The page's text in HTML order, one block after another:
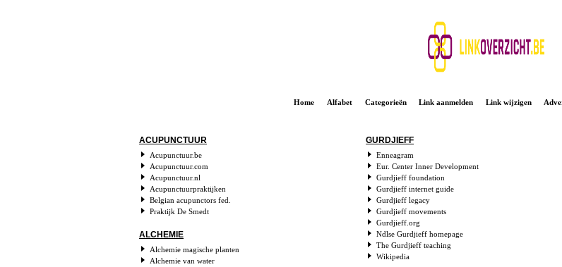
Home Alfabet Categorieën Link aanmelden Link wijzigen
ACUPUNCTUUR
Acupunctuur.be
Acupunctuur.com
Acupunctuur.nl
Acupunctuurpraktijken
Belgian acupunctors fed.
Praktijk De Smedt
ALCHEMIE
Alchemie magische planten
Alchemie van water
GURDJIEFF
Enneagram
Eur. Center Inner Development
Gurdjieff foundation
Gurdjieff internet guide
Gurdjieff legacy
Gurdjieff movements
Gurdjieff.org
Ndlse Gurdjieff homepage
The Gurdjieff teaching
Wikipedia